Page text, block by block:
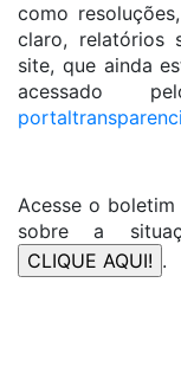
como
claro, relatórios
site, que ainda
acessado
Acesse o boletim
sobre a
.